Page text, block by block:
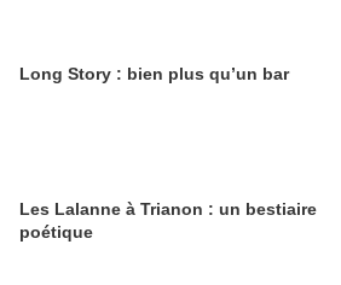
Long Story : bien plus qu’un bar
Les Lalanne à Trianon : un bestiaire
poétique